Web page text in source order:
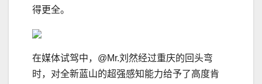
得更全。
在媒体试驾中，@Mr.刘然经过重庆的回头弯
时，对全新蓝山的超强感知能力给予了高度肯